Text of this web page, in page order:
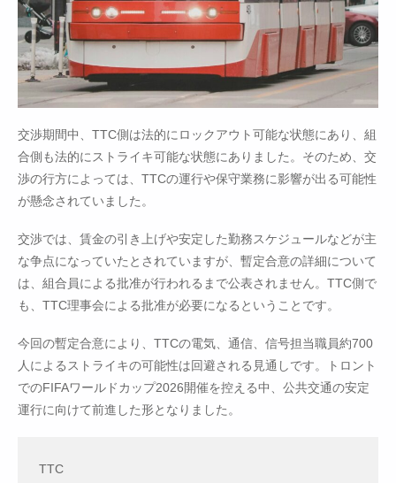
交渉期間中、TTC側は法的にロックアウト可能な状態にあり、組
合側も法的にストライキ可能な状態にありました。そのため、交
渉の行方によっては、TTCの運行や保守業務に影響が出る可能性
が懸念されていました。
交渉では、賃金の引き上げや安定した勤務スケジュールなどが主
な争点になっていたとされていますが、暫定合意の詳細について
は、組合員による批准が行われるまで公表されません。TTC側で
も、TTC理事会による批准が必要になるということです。
今回の暫定合意により、TTCの電気、通信、信号担当職員約700
人によるストライキの可能性は回避される見通しです。トロント
でのFIFAワールドカップ2026開催を控える中、公共交通の安定
運行に向けて前進した形となりました。
TTC